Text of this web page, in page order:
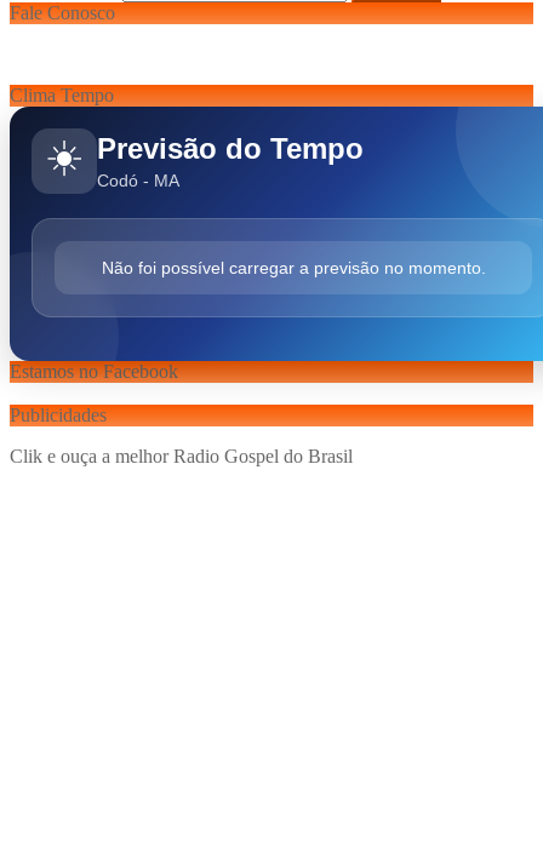
Fale Conosco
Clima Tempo
☀️ Previsão do Tempo
Codó - MA
Não foi possível carregar a previsão no momento.
Estamos no Facebook
Publicidades
Clik e ouça a melhor Radio Gospel do Brasil